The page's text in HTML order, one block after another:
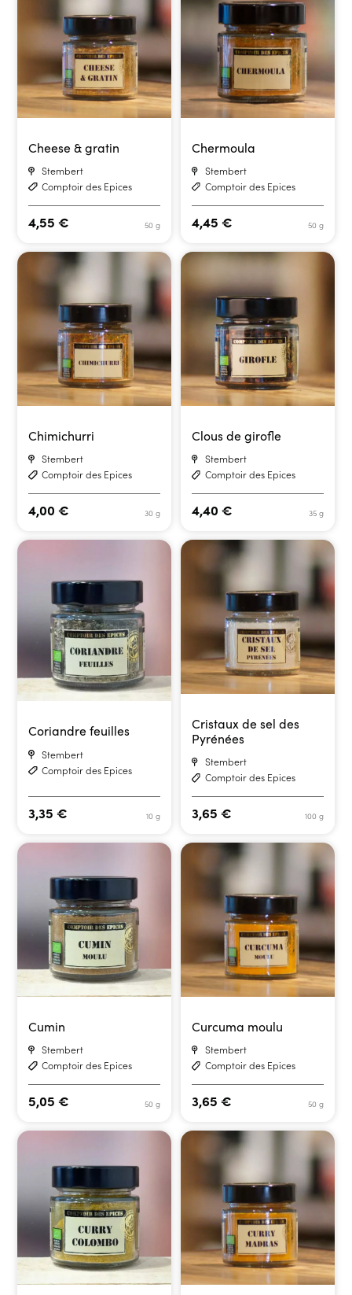
Cheese & gratin
Stembert
Comptoir des Epices
50 g
4,55€
Chermoula
Stembert
Comptoir des Epices
50 g
4,45 €
Chimichurri
Stembert
Comptoir des Epices
30 g
4,00€
Clous de girofle
Stembert
Comptoir des Epices
35 g
4,40 €
Coriandre feuilles
Stembert
Comptoir des Epices
10 g
3,35€
Cristaux de sel des
Pyrénées
Stembert
Comptoir des Epices
100 g
3,65 €
Cumin
Stembert
Comptoir des Epices
50 g
5,05€
Curcuma moulu
Stembert
Comptoir des Epices
50 g
3,65 €